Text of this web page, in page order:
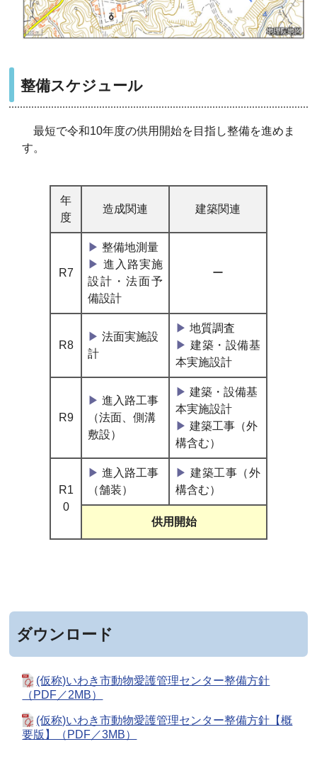
整備スケジュール
最短で令和10年度の供用開始を目指し整備を進めま
す。
年
度
造成関連 建築関連
R7
▶ 整備地測量
▶ 進入路実施
設計・法面予
備設計
ー
R8
▶ 法面実施設
計
▶ 地質調査
▶ 建築・設備基
本実施設計
R9
▶ 進入路工事
（法面、側溝
敷設）
▶ 建築・設備基
本実施設計
▶ 建築工事（外
構含む）
R1
0
▶ 進入路工事
（舗装）
▶ 建築工事（外
構含む）
供用開始
ダウンロード
(仮称)いわき市動物愛護管理センター整備方針
（PDF／2MB）
(仮称)いわき市動物愛護管理センター整備方針【概
要版】（PDF／3MB）